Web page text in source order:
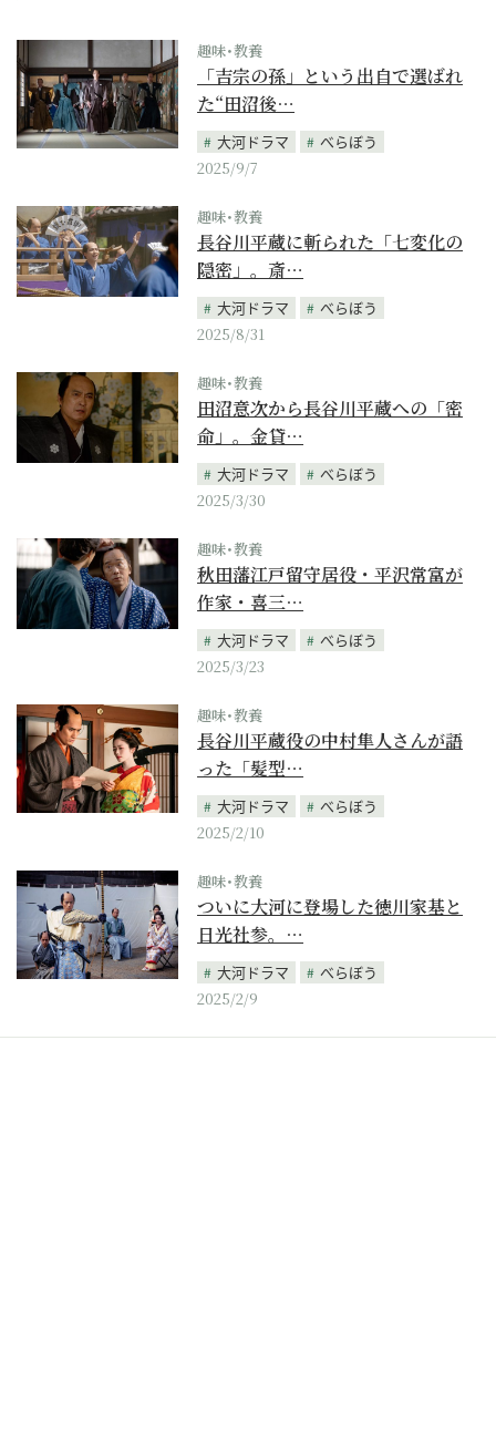
趣味･教養
「吉宗の孫」という出自で選ばれ
た“田沼後…
大河ドラマ
べらぼう
2025/9/7
趣味･教養
長谷川平蔵に斬られた「七変化の
隠密」。斎…
大河ドラマ
べらぼう
2025/8/31
趣味･教養
田沼意次から長谷川平蔵への「密
命」。金貸…
大河ドラマ
べらぼう
2025/3/30
趣味･教養
秋田藩江戸留守居役・平沢常富が
作家・喜三…
大河ドラマ
べらぼう
2025/3/23
趣味･教養
長谷川平蔵役の中村隼人さんが語
った「髪型…
大河ドラマ
べらぼう
2025/2/10
趣味･教養
ついに大河に登場した徳川家基と
日光社参。…
大河ドラマ
べらぼう
2025/2/9